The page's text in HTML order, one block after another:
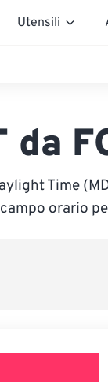
Utensili
da
Time
campo orario